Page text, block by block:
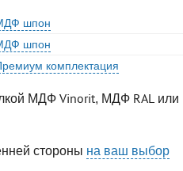
шпон
шпон
комплектация
МДФ Vinorit, МДФ RAL или
стороны на ваш выбор